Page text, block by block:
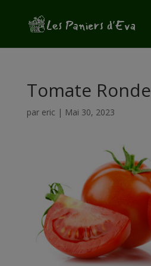
Tomate Ronde
par eric | Mai 30, 2023